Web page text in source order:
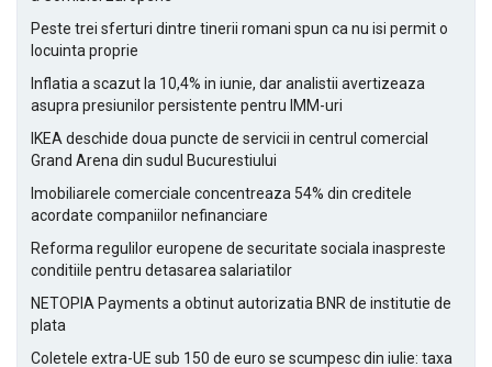
Peste trei sferturi dintre tinerii romani spun ca nu isi permit o
locuinta proprie
Inflatia a scazut la 10,4% in iunie, dar analistii avertizeaza
asupra presiunilor persistente pentru IMM-uri
IKEA deschide doua puncte de servicii in centrul comercial
Grand Arena din sudul Bucurestiului
Imobiliarele comerciale concentreaza 54% din creditele
acordate companiilor nefinanciare
Reforma regulilor europene de securitate sociala inaspreste
conditiile pentru detasarea salariatilor
NETOPIA Payments a obtinut autorizatia BNR de institutie de
plata
Coletele extra-UE sub 150 de euro se scumpesc din iulie: taxa